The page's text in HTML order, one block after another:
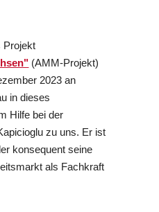
Projekt
(AMM-Projekt)
2023 an
in dieses
Hilfe bei der
zu uns. Er ist
konsequent seine
als Fachkraft